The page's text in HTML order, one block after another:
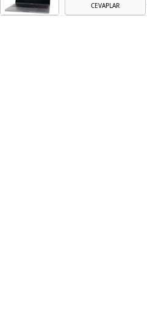
CEVAPLAR